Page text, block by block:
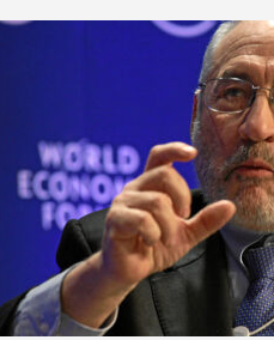
July 26, 2026 in 사람과사회:
July 23, 2026 in 사람과사회: